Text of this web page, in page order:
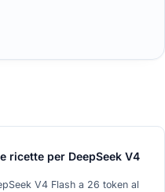
ricette per DeepSeek V4
V4 Flash a 26 token al